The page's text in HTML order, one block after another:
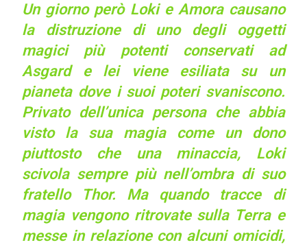
Un giorno però Loki e Amora causano
la distruzione di uno degli oggetti
magici più potenti conservati ad
Asgard e lei viene esiliata su un
pianeta dove i suoi poteri svaniscono.
Privato dell’unica persona che abbia
visto la sua magia come un dono
piuttosto che una minaccia, Loki
scivola sempre più nell’ombra di suo
fratello Thor. Ma quando tracce di
magia vengono ritrovate sulla Terra e
messe in relazione con alcuni omicidi,